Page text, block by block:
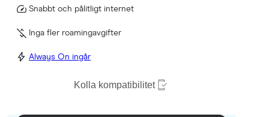
Snabbt och pålitligt internet
Inga fler roamingavgifter
Always On ingår
Kolla kompatibilitet